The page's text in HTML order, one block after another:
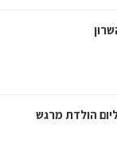
הולדת מרגש